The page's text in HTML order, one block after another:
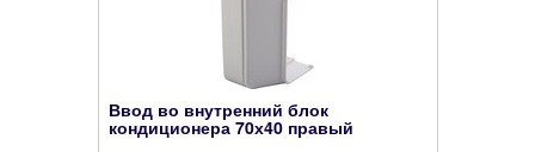
Ввод во внутренний блок
кондиционера 70х40 правый